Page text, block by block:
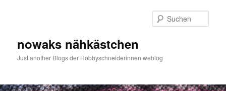
nowaks nähkästchen
Just another Blogs der Hobbyschneiderinnen weblog